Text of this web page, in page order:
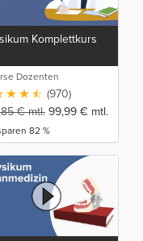
Komplettkurs
Dozenten
(970)
€mtl. 99,99 € mtl.
82 %